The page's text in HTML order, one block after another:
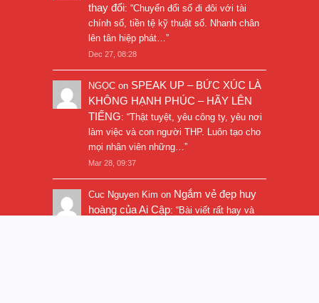
thay đổi: “Chuyển đổi số đi đôi với tài
chính số, tiền tệ kỹ thuật số. Nhanh chân
lên tân hiệp phát… ”
Dec 27, 08:28
NGỌC on SPEAK UP – BỨC XÚC LÀ
KHÔNG HẠNH PHÚC – HÃY LÊN
TIẾNG: “Thật tuyệt, yêu công ty, yêu nơi
làm việc và con người THP. Luôn tạo cho
mọi nhân viên những… ”
Mar 28, 09:37
Cuc Nguyen Kim on Ngắm vẻ đẹp huy
hoàng của Ai Cập: “Bài viết rất hay và